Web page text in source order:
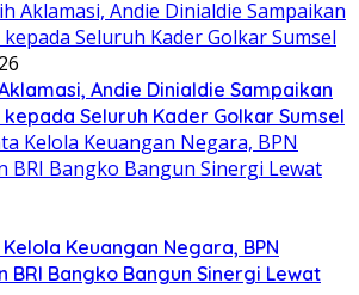
Andie Dinialdie Sampaikan
Seluruh Kader Golkar Sumsel
Keuangan Negara, BPN
BRI Bangko Bangun Sinergi Lewat